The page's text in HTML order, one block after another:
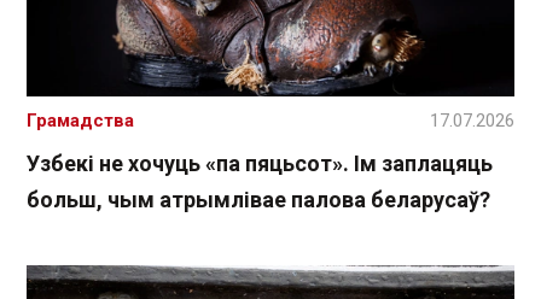
Узбекі не хочуць «па пяцьсот». Ім заплацяць
больш, чым атрымлівае палова беларусаў?
Грамадства 17.07.2026